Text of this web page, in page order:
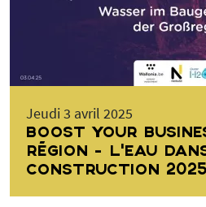
Jeudi 3 avril 2025
BOOST YOUR
RÉGION - L’EAU
CONSTRUCTION 2025